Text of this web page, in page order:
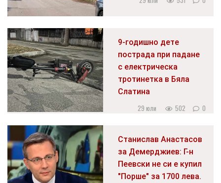
9-годишно дете
пострада при падане
с електрическа
тротинетка в Бяла
Слатина
29 юли 502 0
Станислав Анастасов
за Демерджиев: Г-н
Пеевски не си е купил
"Порше" за 1700 лева.